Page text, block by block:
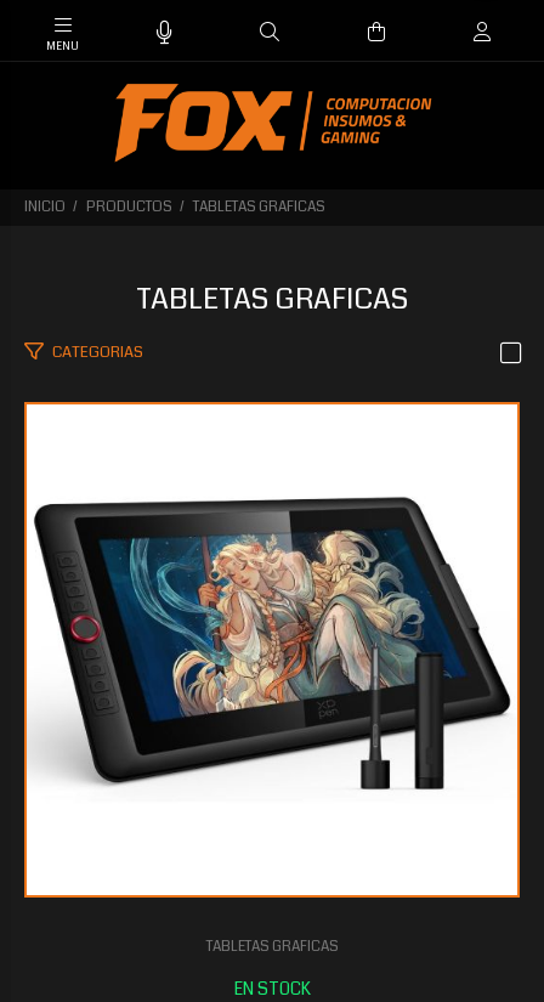
INICIO PRODUCTOS TABLETAS GRAFICAS
TABLETAS GRAFICAS
CATEGORIAS
TABLETAS GRAFICAS
$728.00400